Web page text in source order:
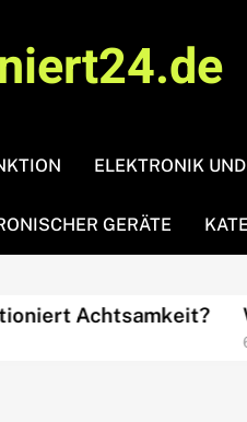
ELEKTRONIK
GERÄTE
Achtsamkeit?
6